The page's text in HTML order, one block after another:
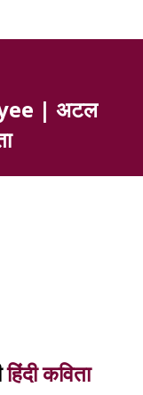
| अटल
हिंदी कविता